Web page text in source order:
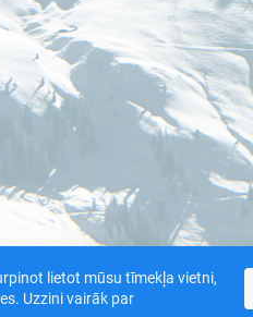
lietot mūsu tīmekļa vietni,
Uzzini vairāk par